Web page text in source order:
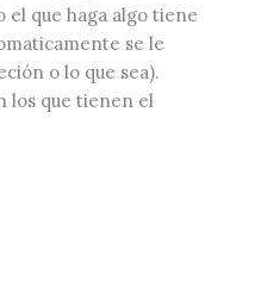
el que haga algo tiene
se le
o lo que sea).
los que tienen el